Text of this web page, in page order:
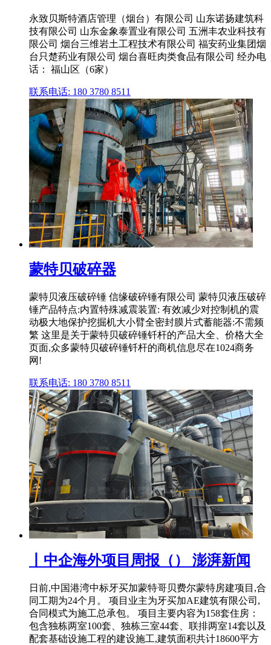
永致贝斯特酒店管理（烟台）有限公司 山东诺扬建筑科
技有限公司 山东金象泰置业有限公司 五洲丰农业科技有
限公司 烟台三维岩土工程技术有限公司 福安药业集团烟
台只楚药业有限公司 烟台喜旺肉类食品有限公司 经办电
话： 福山区（6家）
联系电话: 180 3780 8511
蒙特贝破碎器
蒙特贝液压破碎锤 信缘破碎锤有限公司 蒙特贝液压破碎
锤产品特点:内置特殊减震装置: 有效减少对控制机的震
动极大地保护挖掘机大小臂全密封膜片式蓄能器:不需频
繁 这里是关于蒙特贝破碎锤钎杆的产品大全、价格大全
页面,众多蒙特贝破碎锤钎杆的商机信息尽在1024商务
网!
联系电话: 180 3780 8511
丨中企海外项目周报（） 澎湃新闻
日前,中国港湾中标牙买加蒙特哥贝费尔蒙特房建项目,合
同工期为24个月。 项目业主为牙买加AE建筑有限公司,
合同模式为施工总承包。 项目主要内容为158套住房：
包含独栋两室100套、独栋三室44套、联排两室14套以及
配套基础设施工程的建设施工,建筑面积共计18600平方